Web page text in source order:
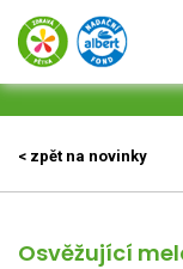
< zpět na novinky
Osvěžující